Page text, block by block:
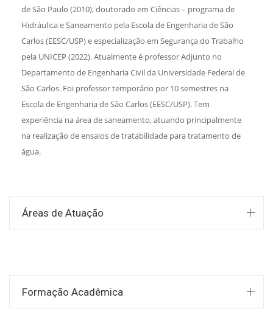
de São Paulo (2010), doutorado em Ciências – programa de
Hidráulica e Saneamento pela Escola de Engenharia de São
Carlos (EESC/USP) e especialização em Segurança do Trabalho
pela UNICEP (2022). Atualmente é professor Adjunto no
Departamento de Engenharia Civil da Universidade Federal de
São Carlos. Foi professor temporário por 10 semestres na
Escola de Engenharia de São Carlos (EESC/USP). Tem
experiência na área de saneamento, atuando principalmente
na realização de ensaios de tratabilidade para tratamento de
água.
Áreas de Atuação
Formação Acadêmica